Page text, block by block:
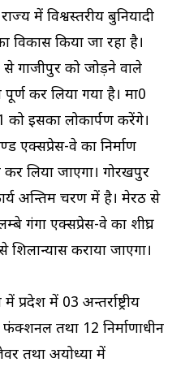
में विश्वस्तरीय बुनियादी
विकास किया जा रहा है।
गाजीपुर को जोड़ने वाले
पूर्ण कर लिया गया है। मा0
को इसका लोकार्पण करेंगे।
एक्सप्रेस-वे का निर्माण
लिया जाएगा। गोरखपुर
अन्तिम चरण में है। मेरठ से
गंगा एक्सप्रेस-वे का शीघ्र
शिलान्यास कराया जाएगा।
प्रदेश में 03 अन्तर्राष्ट्रीय
फंक्शनल तथा 12 निर्माणाधीन
तथा अयोध्या में